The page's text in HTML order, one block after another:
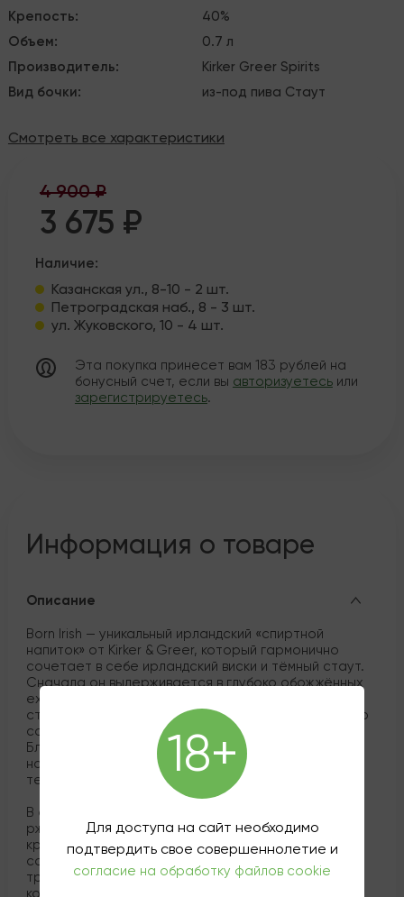
Крепость:
40%
Объем:
0.7 л
Производитель:
Kirker Greer Spirits
Вид бочки: из-под пива Стаут
Смотреть все характеристики
4 900 ₽
3 675 ₽
Наличие:
Казанская ул., 8-10 - 2 шт.
Петроградская наб., 8 - 3 шт.
ул. Жуковского, 10 - 4 шт.
Эта покупка принесет вам 183 рублей на
бонусный счет, если вы авторизуетесь или
зарегистрируетесь.
Информация о товаре
Описание
Born Irish — уникальный ирландский «спиртной
напиток» от Kirker & Greer, который гармонично
сочетает в себе ирландский виски и тёмный стаут.
Сначала он выдерживается в глубоко обожжённых
ex‑bourbon бочках, а затем проходит финиш в
стаутовых бочках, насыщаясь вкусом шоколадного
солода, обжаренного ячменя и ванили.
Благодаря этому напиток получает натуральный
насыщенный тёмный цвет и плотную, бархатную
текстуру, напоминающую густой стакан Guinness.
В аромате чувствуется сладкая карамель, тёплый
ржаной хлеб и мягкие пряные ноты. Во вкусе —
кремовая плотность с оттенками коричневого
сахара, горького шоколада, карамели и
тропических фруктов, завершающаяся горьким
кофейным и какао‑финалом . Финиш — элегантно
18+
Для доступа на сайт необходимо
подтвердить свое совершеннолетие и
согласие на обработку файлов cookie